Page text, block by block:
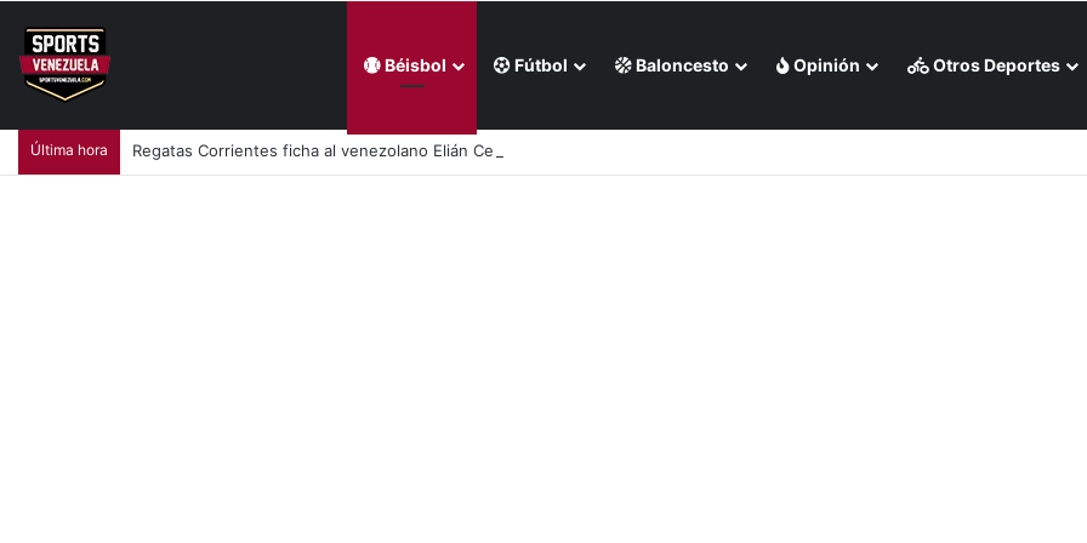
Béisbol Fútbol Baloncesto Opinión Otros Deportes
Última hora Regatas Corrientes ficha al venezolano Elián Centeno